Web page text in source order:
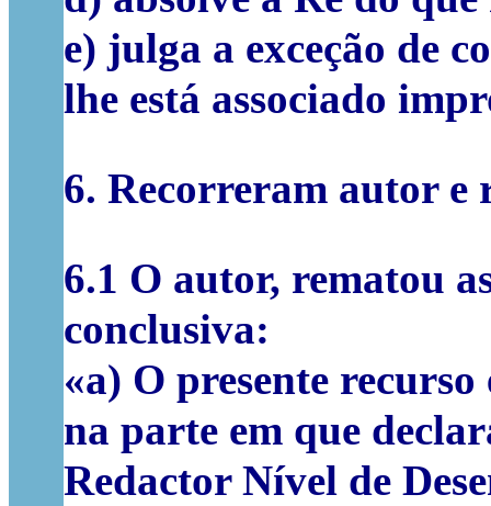
e) julga a exceção de
lhe está associado
6. Recorreram autor e
6.1 O autor, rematou
conclusiva:
«a) O presente
na parte em que
Redactor Nível de